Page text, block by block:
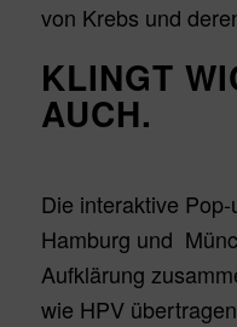
von Krebs und
KLINGT
AUCH.
Die interaktive
Hamburg und
Aufklärung
wie HPV